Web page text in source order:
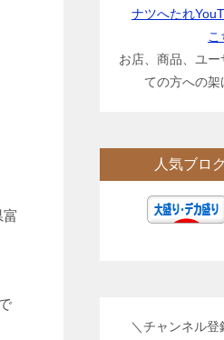
ナツへたれ
こ
お店、商品、ユ
ての方への
人気ブロ
＼チャンネル登